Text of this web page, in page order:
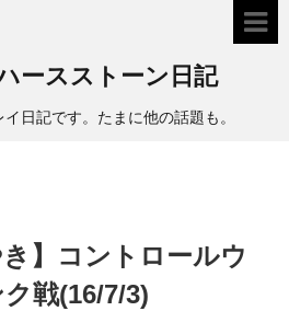
ースストーン日記
日記です。たまに他の話題も。
き】コントロールウ
戦(16/7/3)